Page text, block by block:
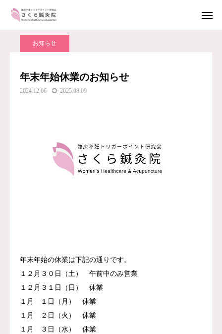
お知らせ・ブログ
お知らせ
年末年始休業のお知らせ
2024.12.06 2025.08.09
年末年始の休業は下記の通りです。
１２月３０日（土） 午前中のみ営業
１２月３１日（日） 休業
１月 １日（月） 休業
１月 ２日（火） 休業
１月 ３日（水） 休業
電話予約
鍼治療について